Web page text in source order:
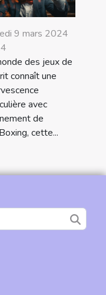
9 mars 2024
des jeux de
connaît une
avec
de
cette...